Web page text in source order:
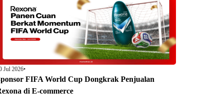
Jul 2026•
FIFA World Cup Dongkrak Penjualan
di E-commerce